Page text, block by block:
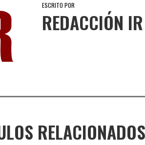
ESCRITO POR
REDACCIÓN IR
RELACIONADOS